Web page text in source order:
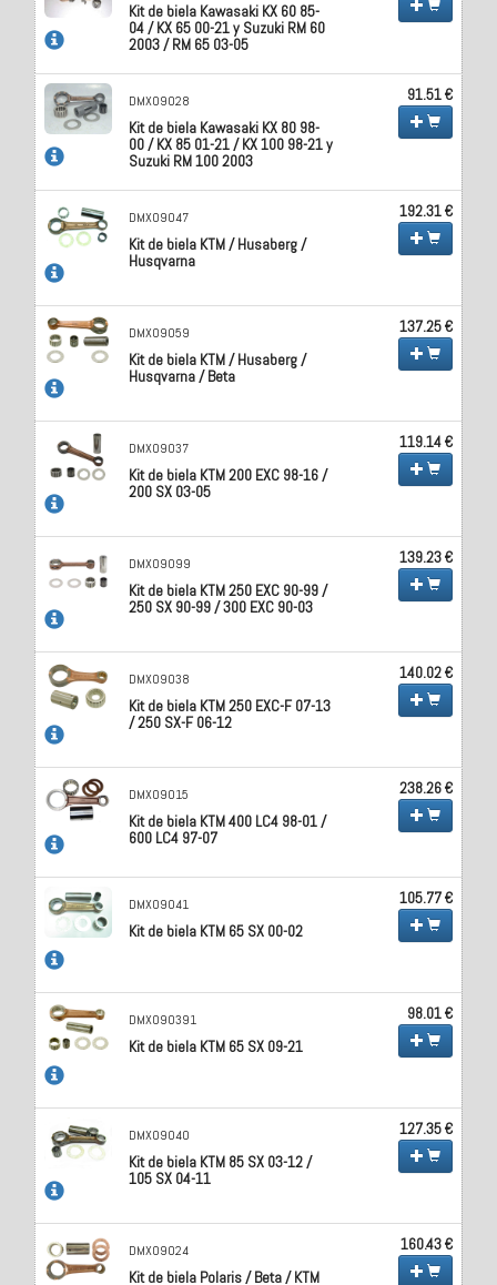
Kit de biela Kawasaki KX 60 85-
04 / KX 65 00-21 y Suzuki RM 60
2003 / RM 65 03-05
DMX09028
Kit de biela Kawasaki KX 80 98-
00 / KX 85 01-21 / KX 100 98-21 y
Suzuki RM 100 2003
91.51 €
DMX09047
Kit de biela KTM / Husaberg /
Husqvarna
192.31 €
DMX09059
Kit de biela KTM / Husaberg /
Husqvarna / Beta
137.25 €
DMX09037
Kit de biela KTM 200 EXC 98-16 /
200 SX 03-05
119.14 €
DMX09099
Kit de biela KTM 250 EXC 90-99 /
250 SX 90-99 / 300 EXC 90-03
139.23 €
DMX09038
Kit de biela KTM 250 EXC-F 07-13
/ 250 SX-F 06-12
140.02 €
DMX09015
Kit de biela KTM 400 LC4 98-01 /
600 LC4 97-07
238.26 €
DMX09041
Kit de biela KTM 65 SX 00-02
105.77 €
DMX090391
Kit de biela KTM 65 SX 09-21
98.01 €
DMX09040
Kit de biela KTM 85 SX 03-12 /
105 SX 04-11
127.35 €
DMX09024
Kit de biela Polaris / Beta / KTM
160.43 €